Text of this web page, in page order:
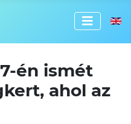
én ismét
ahol az